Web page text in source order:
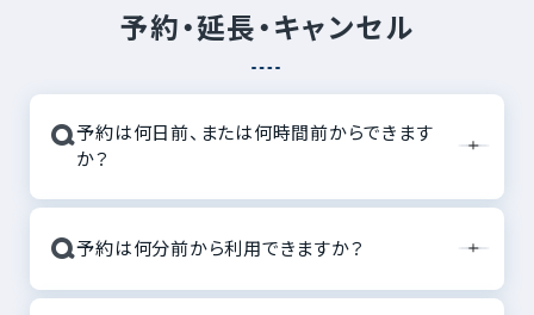
予約・延長・キャンセル
Q予約は何日前、または何時間前からできます
か？
Q予約は何分前から利用できますか？